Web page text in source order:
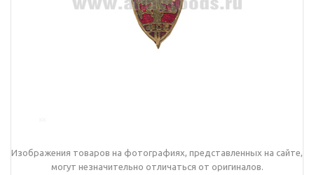
Изображения товаров на фотографиях, представленных на сайте,
могут незначительно отличаться от оригиналов.